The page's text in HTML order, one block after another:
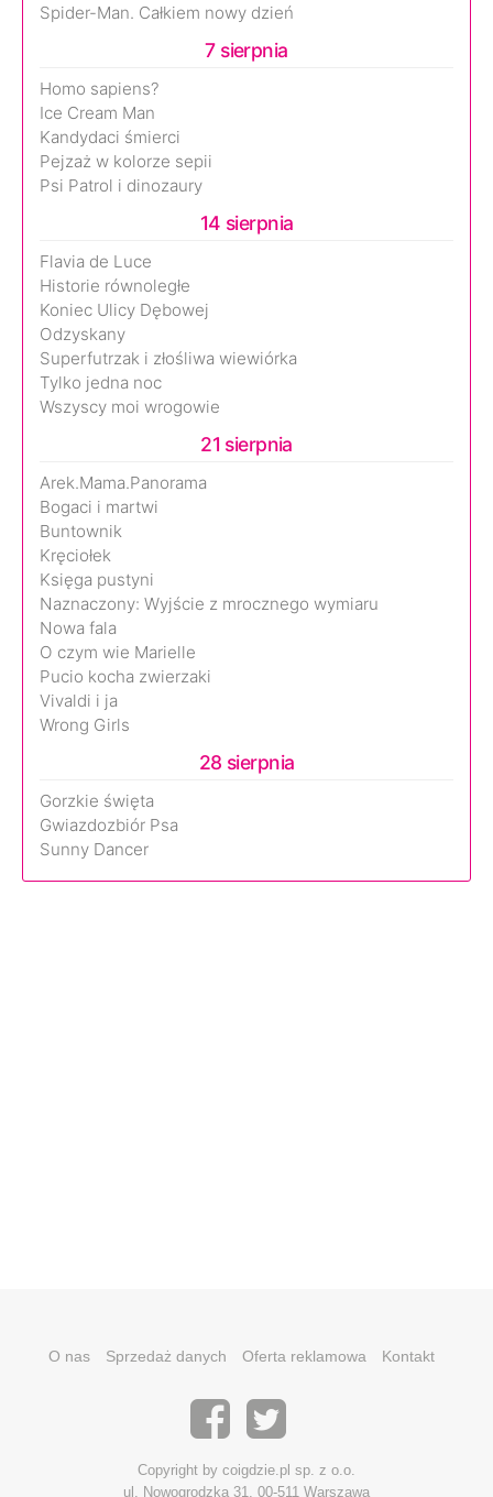
Spider-Man. Całkiem nowy dzień
7 sierpnia
Homo sapiens?
Ice Cream Man
Kandydaci śmierci
Pejzaż w kolorze sepii
Psi Patrol i dinozaury
14 sierpnia
Flavia de Luce
Historie równoległe
Koniec Ulicy Dębowej
Odzyskany
Superfutrzak i złośliwa wiewiórka
Tylko jedna noc
Wszyscy moi wrogowie
21 sierpnia
Arek.Mama.Panorama
Bogaci i martwi
Buntownik
Kręciołek
Księga pustyni
Naznaczony: Wyjście z mrocznego wymiaru
Nowa fala
O czym wie Marielle
Pucio kocha zwierzaki
Vivaldi i ja
Wrong Girls
28 sierpnia
Gorzkie święta
Gwiazdozbiór Psa
Sunny Dancer
O nas Sprzedaż danych Oferta reklamowa Kontakt
Copyright by coigdzie.pl sp. z o.o.
ul. Nowogrodzka 31, 00-511 Warszawa